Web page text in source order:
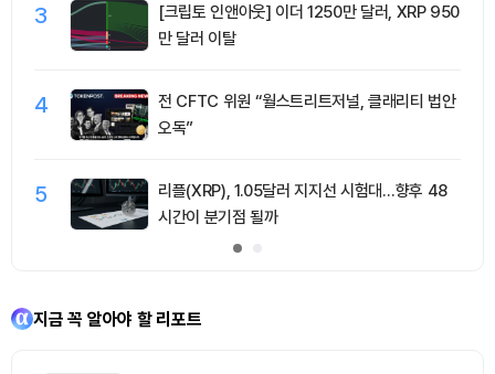
3
[크립토 인앤아웃] 이더 1250만 달러, XRP 950
만 달러 이탈
4
전 CFTC 위원 “월스트리트저널, 클래리티 법안
오독”
5
리플(XRP), 1.05달러 지지선 시험대…향후 48
시간이 분기점 될까
지금 꼭 알아야 할 리포트